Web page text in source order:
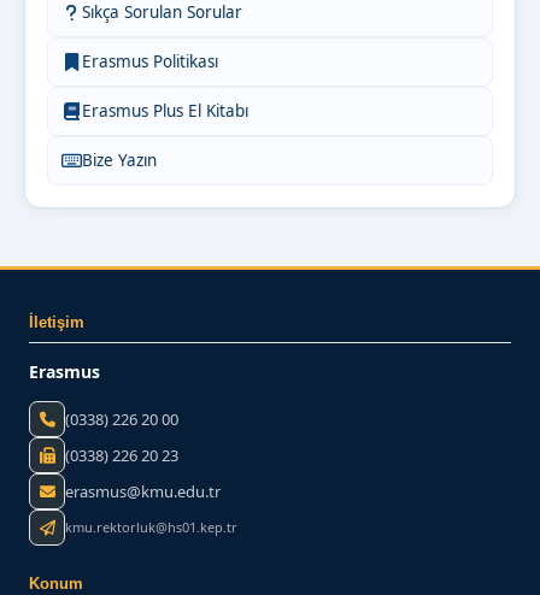
Sıkça Sorulan Sorular
Erasmus Politikası
Erasmus Plus El Kitabı
Bize Yazın
İletişim
Erasmus
(0338) 226 20 00
(0338) 226 20 23
erasmus@kmu.edu.tr
kmu.rektorluk@hs01.kep.tr
Konum